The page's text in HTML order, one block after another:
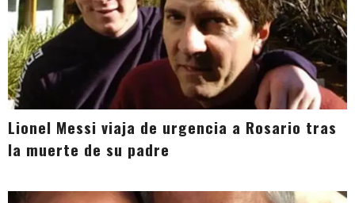
Lionel Messi viaja de urgencia a Rosario tras
la muerte de su padre